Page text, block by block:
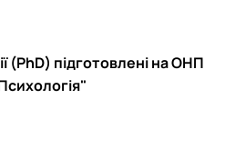
(PhD) підготовлені на ОНП